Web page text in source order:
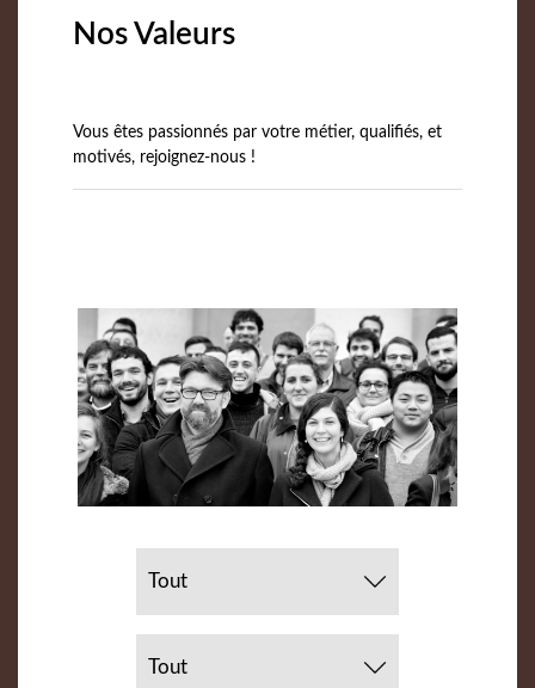
Nos Valeurs
Vous êtes passionnés par votre métier, qualifiés, et
motivés, rejoignez-nous !